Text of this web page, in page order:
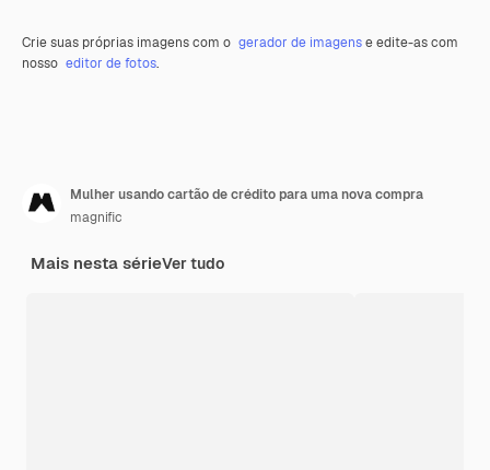
Crie suas próprias imagens com o gerador de imagense edite-as com
nosso editor de fotos.
Mulher usando cartão de crédito para uma nova compra
magnific
Mais nesta sérieVer tudo